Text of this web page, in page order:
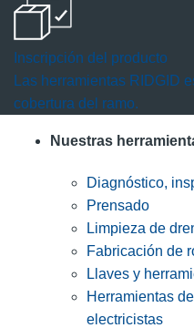
Inscripción del producto
Las herramientas RIDGID
cobertura del ramo.
Nuestras
Diagnóstico,
Prensado
Limpieza de
Fabricación de
Llaves y
Herramientas
electricistas